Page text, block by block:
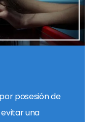
posesión de
una